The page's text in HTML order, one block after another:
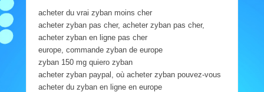
acheter du vrai zyban moins cher
acheter zyban pas cher, acheter zyban pas cher,
acheter zyban en ligne pas cher
europe, commande zyban de europe
zyban 150 mg quiero zyban
acheter zyban paypal, où acheter zyban pouvez-vous
acheter du zyban en ligne en europe